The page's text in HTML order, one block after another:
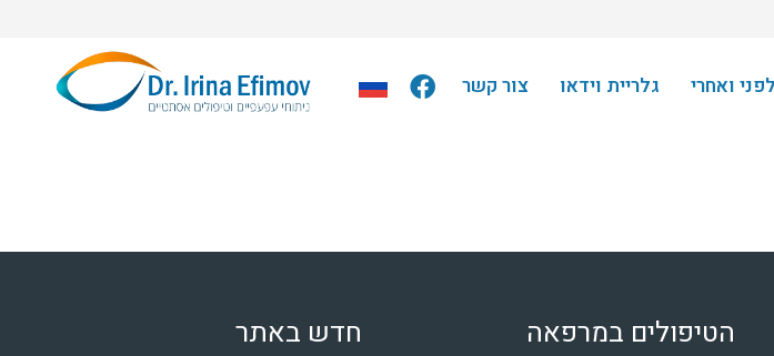
ואחרי גלריית וידאו צור קשר
הטיפולים במרפאה חדש באתר